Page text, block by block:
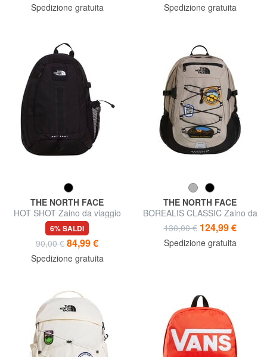
Spedizione gratuita Spedizione gratuita
THE NORTH FACE
HOT SHOT Zaino da viaggio
6% SALDI
90,00 € 84,99 €
Spedizione gratuita
THE NORTH FACE
BOREALIS CLASSIC Zaino da
viaggio
130,00 € 124,99 €
Spedizione gratuita